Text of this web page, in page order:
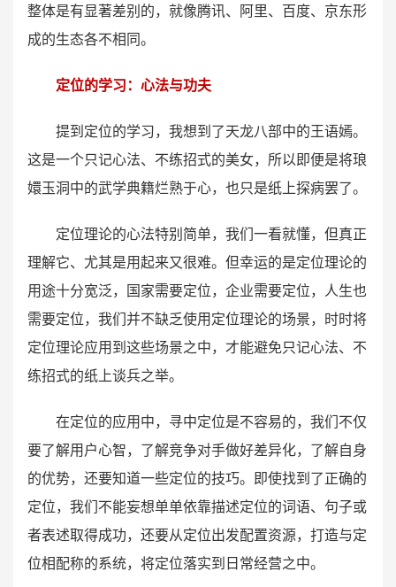
整体是有显著差别的，就像腾讯、阿里、百度、京东形
成的生态各不相同。
定位的学习：心法与功夫
提到定位的学习，我想到了天龙八部中的王语嫣。
这是一个只记心法、不练招式的美女，所以即便是将琅
嬛玉洞中的武学典籍烂熟于心，也只是纸上探病罢了。
定位理论的心法特别简单，我们一看就懂，但真正
理解它、尤其是用起来又很难。但幸运的是定位理论的
用途十分宽泛，国家需要定位，企业需要定位，人生也
需要定位，我们并不缺乏使用定位理论的场景，时时将
定位理论应用到这些场景之中，才能避免只记心法、不
练招式的纸上谈兵之举。
在定位的应用中，寻中定位是不容易的，我们不仅
要了解用户心智，了解竞争对手做好差异化，了解自身
的优势，还要知道一些定位的技巧。即使找到了正确的
定位，我们不能妄想单单依靠描述定位的词语、句子或
者表述取得成功，还要从定位出发配置资源，打造与定
位相配称的系统，将定位落实到日常经营之中。